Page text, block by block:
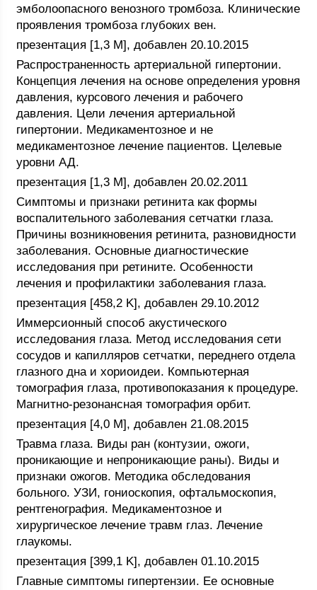
эмболоопасного венозного тромбоза. Клинические
проявления тромбоза глубоких вен.
презентация [1,3 M], добавлен 20.10.2015
Распространенность артериальной гипертонии.
Концепция лечения на основе определения уровня
давления, курсового лечения и рабочего
давления. Цели лечения артериальной
гипертонии. Медикаментозное и не
медикаментозное лечение пациентов. Целевые
уровни АД.
презентация [1,3 M], добавлен 20.02.2011
Симптомы и признаки ретинита как формы
воспалительного заболевания сетчатки глаза.
Причины возникновения ретинита, разновидности
заболевания. Основные диагностические
исследования при ретините. Особенности
лечения и профилактики заболевания глаза.
презентация [458,2 K], добавлен 29.10.2012
Иммерсионный способ акустического
исследования глаза. Метод исследования сети
сосудов и капилляров сетчатки, переднего отдела
глазного дна и хориоидеи. Компьютерная
томография глаза, противопоказания к процедуре.
Магнитно-резонансная томография орбит.
презентация [4,0 M], добавлен 21.08.2015
Травма глаза. Виды ран (контузии, ожоги,
проникающие и непроникающие раны). Виды и
признаки ожогов. Методика обследования
больного. УЗИ, гониоскопия, офтальмоскопия,
рентгенография. Медикаментозное и
хирургическое лечение травм глаз. Лечение
глаукомы.
презентация [399,1 K], добавлен 01.10.2015
Главные симптомы гипертензии. Ее основные